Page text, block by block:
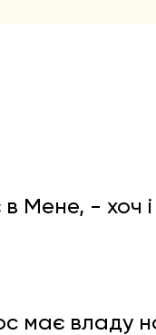
в Мене, - хоч
має владу